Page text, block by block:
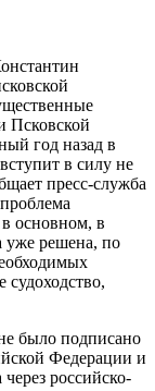
Псковской
год назад в
в силу не
пресс-служба
в основном, в
уже решена, по
было подписано
Федерации и
российско-